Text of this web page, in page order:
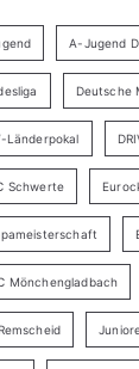
A-Jugend
Deutsche
Länderpokal
Schwerte
Mönchengladbach